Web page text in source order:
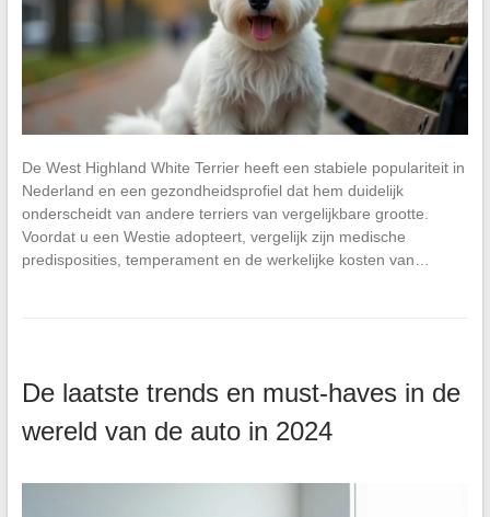
De West Highland White Terrier heeft een stabiele populariteit in
Nederland en een gezondheidsprofiel dat hem duidelijk
onderscheidt van andere terriers van vergelijkbare grootte.
Voordat u een Westie adopteert, vergelijk zijn medische
predisposities, temperament en de werkelijke kosten van…
De laatste trends en must-haves in de
wereld van de auto in 2024